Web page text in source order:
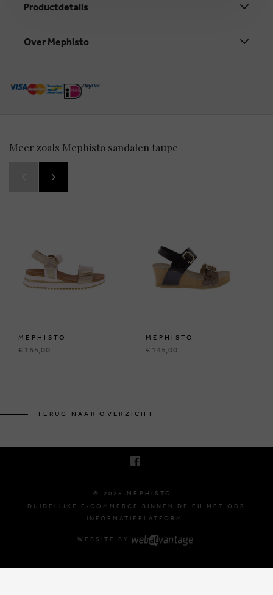
Productdetails
Over Mephisto
Meer zoals Mephisto sandalen taupe
MEPHISTO
€ 165,00
MEPHISTO
€ 145,00
TERUG NAAR OVERZICHT
© 2026 MEPHISTO -
DUIDELIJKE E-COMMERCE BINNEN DE EU MET ODR
INFORMATIEPLATFORM.
WEBSITE BY